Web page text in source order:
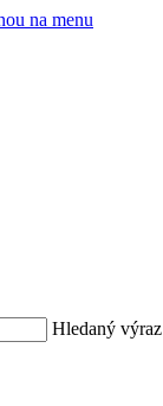
na menu
Hledaný výraz